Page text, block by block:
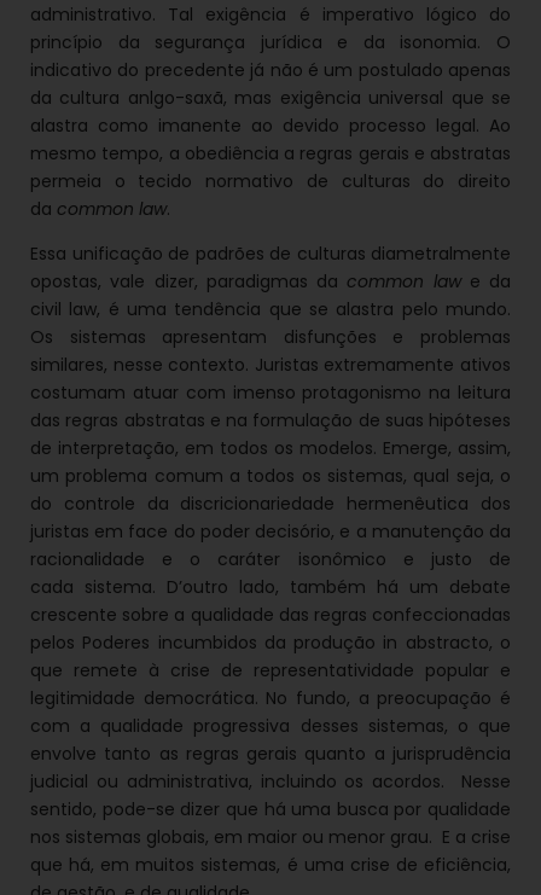
administrativo. Tal exigência é imperativo lógico do
princípio da segurança jurídica e da isonomia. O
indicativo do precedente já não é um postulado apenas
da cultura anlgo-saxã, mas exigência universal que se
alastra como imanente ao devido processo legal. Ao
mesmo tempo, a obediência a regras gerais e abstratas
permeia o tecido normativo de culturas do direito
da common law.
Essa unificação de padrões de culturas diametralmente
opostas, vale dizer, paradigmas da common lawe da
civil law, é uma tendência que se alastra pelo mundo.
Os sistemas apresentam disfunções e problemas
similares, nesse contexto. Juristas extremamente ativos
costumam atuar com imenso protagonismo na leitura
das regras abstratas e na formulação de suas hipóteses
de interpretação, em todos os modelos. Emerge, assim,
um problema comum a todos os sistemas, qual seja, o
do controle da discricionariedade hermenêutica dos
juristas em face do poder decisório, e a manutenção da
racionalidade e o caráter isonômico e justo de
cada sistema. D’outro lado, também há um debate
crescente sobre a qualidade das regras confeccionadas
pelos Poderes incumbidos da produção in abstracto, o
que remete à crise de representatividade popular e
legitimidade democrática. No fundo, a preocupação é
com a qualidade progressiva desses sistemas, o que
envolve tanto as regras gerais quanto a jurisprudência
judicial ou administrativa, incluindo os acordos. Nesse
sentido, pode-se dizer que há uma busca por qualidade
nos sistemas globais, em maior ou menor grau. E a crise
que há, em muitos sistemas, é uma crise de eficiência,